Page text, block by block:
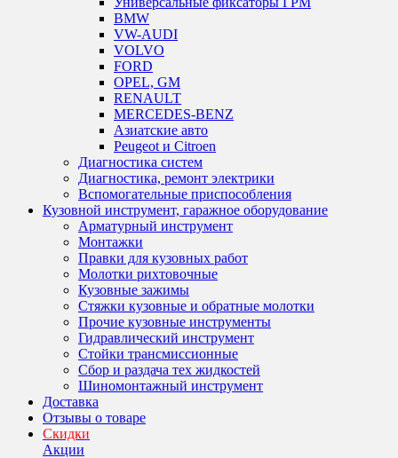
BMW
VW-AUDI
VOLVO
FORD
OPEL, GM
RENAULT
MERCEDES-BENZ
Азиатские авто
Peugeot и Citroen
Диагностика систем
Диагностика, ремонт электрики
Вспомогательные приспособления
Кузовной инструмент, гаражное оборудование
Арматурный инструмент
Монтажки
Правки для кузовных работ
Молотки рихтовочные
Кузовные зажимы
Стяжки кузовные и обратные молотки
Прочие кузовные инструменты
Гидравлический инструмент
Стойки трансмиссионные
Сбор и раздача тех жидкостей
Шиномонтажный инструмент
Доставка
Отзывы о товаре
Скидки
Акции